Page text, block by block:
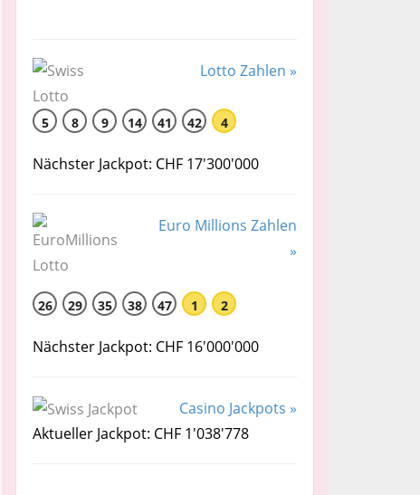
Lotto Zahlen »
5 8 9 14 41 42 4
Nächster Jackpot: CHF 17'300'000
Euro Millions Zahlen
»
26 29 35 38 47 1 2
Nächster Jackpot: CHF 16'000'000
Casino Jackpots »
Aktueller Jackpot: CHF 1'038'778